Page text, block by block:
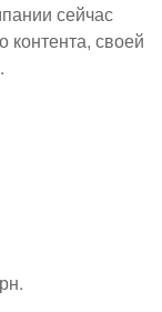
сейчас
контента, своей